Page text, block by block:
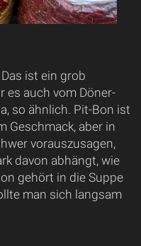
ist ein grob
es auch vom Döner-
so ähnlich. Pit-Bon ist
Geschmack, aber in
vorauszusagen,
davon abhängt, wie
gehört in die Suppe
man sich langsam